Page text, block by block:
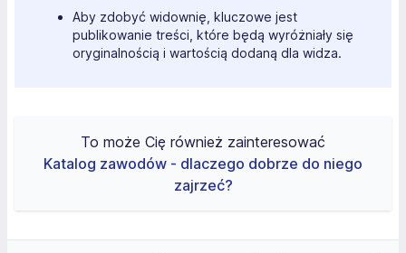
Aby zdobyć widownię, kluczowe jest
publikowanie treści, które będą wyróżniały się
oryginalnością i wartością dodaną dla widza.
To może Cię również zainteresować
Katalog zawodów - dlaczego dobrze do niego
zajrzeć?